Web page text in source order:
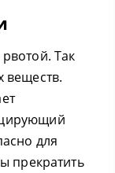
Так
веществ.
для
прекратить